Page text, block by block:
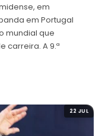
em
em Portugal
mundial que
carreira. A 9.ª
22 JUL